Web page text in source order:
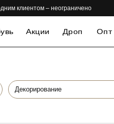
клиентом – неограничено
Акции Дроп Опт
Декорирование